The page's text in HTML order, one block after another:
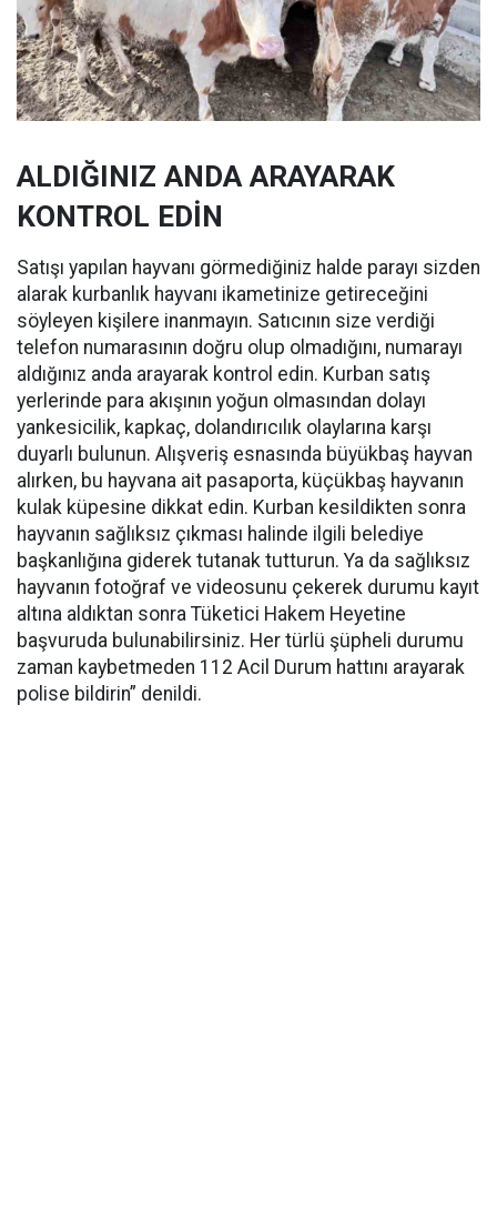
ALDIĞINIZ ANDA ARAYARAK
KONTROL EDİN
Satışı yapılan hayvanı görmediğiniz halde parayı sizden
alarak kurbanlık hayvanı ikametinize getireceğini
söyleyen kişilere inanmayın. Satıcının size verdiği
telefon numarasının doğru olup olmadığını, numarayı
aldığınız anda arayarak kontrol edin. Kurban satış
yerlerinde para akışının yoğun olmasından dolayı
yankesicilik, kapkaç, dolandırıcılık olaylarına karşı
duyarlı bulunun. Alışveriş esnasında büyükbaş hayvan
alırken, bu hayvana ait pasaporta, küçükbaş hayvanın
kulak küpesine dikkat edin. Kurban kesildikten sonra
hayvanın sağlıksız çıkması halinde ilgili belediye
başkanlığına giderek tutanak tutturun. Ya da sağlıksız
hayvanın fotoğraf ve videosunu çekerek durumu kayıt
altına aldıktan sonra Tüketici Hakem Heyetine
başvuruda bulunabilirsiniz. Her türlü şüpheli durumu
zaman kaybetmeden 112 Acil Durum hattını arayarak
polise bildirin” denildi.